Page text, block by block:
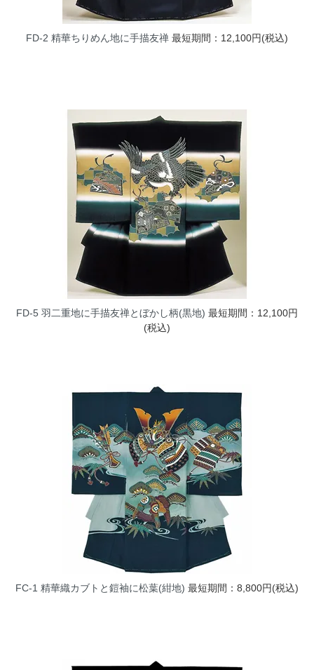
FD-2 精華ちりめん地に手描友禅 最短期間：12,100円(税込)
FD-5 羽二重地に手描友禅とぼかし柄(黒地) 最短期間：12,100円
(税込)
FC-1 精華織カブトと鎧袖に松葉(紺地) 最短期間：8,800円(税込)